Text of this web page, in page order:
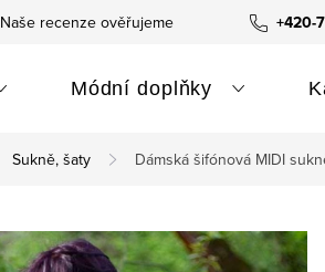
+420-
Naše recenze ověřujeme
Módní doplňky
Sukně, šaty Dámská šifónová MIDI